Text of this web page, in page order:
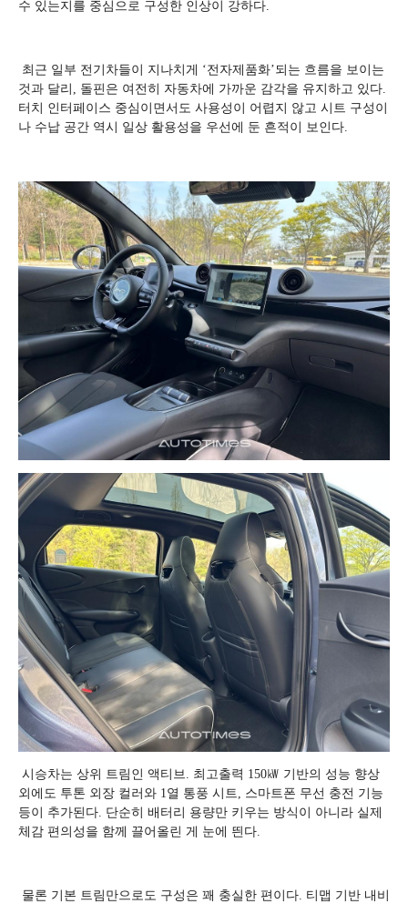
수 있는지를 중심으로 구성한 인상이 강하다.
최근 일부 전기차들이 지나치게 ‘전자제품화’되는 흐름을 보이는
것과 달리, 돌핀은 여전히 자동차에 가까운 감각을 유지하고 있다.
터치 인터페이스 중심이면서도 사용성이 어렵지 않고 시트 구성이
나 수납 공간 역시 일상 활용성을 우선에 둔 흔적이 보인다.
시승차는 상위 트림인 액티브. 최고출력 150㎾ 기반의 성능 향상
외에도 투톤 외장 컬러와 1열 통풍 시트, 스마트폰 무선 충전 기능
등이 추가된다. 단순히 배터리 용량만 키우는 방식이 아니라 실제
체감 편의성을 함께 끌어올린 게 눈에 띈다.
물론 기본 트림만으로도 구성은 꽤 충실한 편이다. 티맵 기반 내비